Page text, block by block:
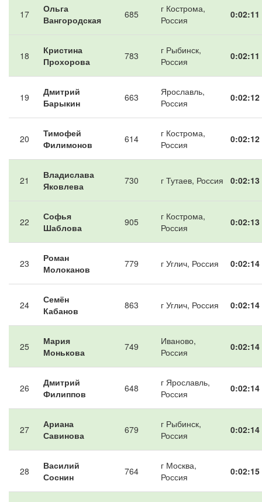
17
Ольга
Вангородская
685
г Кострома,
Россия
0:02:11
18
Кристина
Прохорова
783
г Рыбинск,
Россия
0:02:11
19
Дмитрий
Барыкин
663
Ярославль,
Россия
0:02:12
20
Тимофей
Филимонов
614
г Кострома,
Россия
0:02:12
21
Владислава
Яковлева
730 г Тутаев, Россия 0:02:13
22
Софья
Шаблова
905
г Кострома,
Россия
0:02:13
23
Роман
Молоканов
779 г Углич, Россия 0:02:14
24
Семён
Кабанов
863 г Углич, Россия 0:02:14
25
Мария
Монькова
749
Иваново,
Россия
0:02:14
26
Дмитрий
Филиппов
648
г Ярославль,
Россия
0:02:14
27
Ариана
Савинова
679
г Рыбинск,
Россия
0:02:14
28
Василий
Соснин
764
г Москва,
Россия
0:02:15